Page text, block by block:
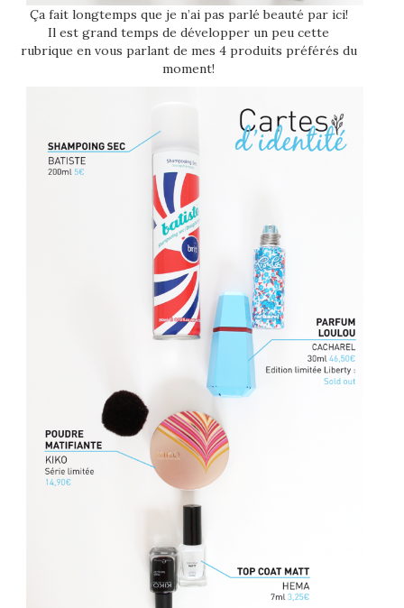
Ça fait longtemps que je n’ai pas parlé beauté par ici!
Il est grand temps de développer un peu cette
rubrique en vous parlant de mes 4 produits préférés du
moment!